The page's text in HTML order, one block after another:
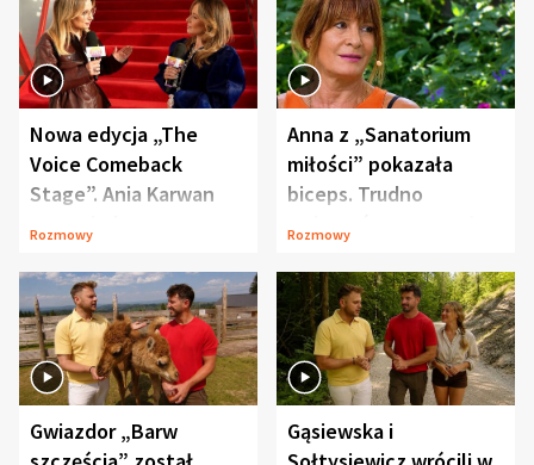
Nowa edycja „The
Voice Comeback
Stage”. Ania Karwan
zapowiada
Rozmowy
Anna z „Sanatorium
miłości” pokazała
biceps. Trudno
uwierzyć, co przeszła
Rozmowy
Gwiazdor „Barw
Gąsiewska i